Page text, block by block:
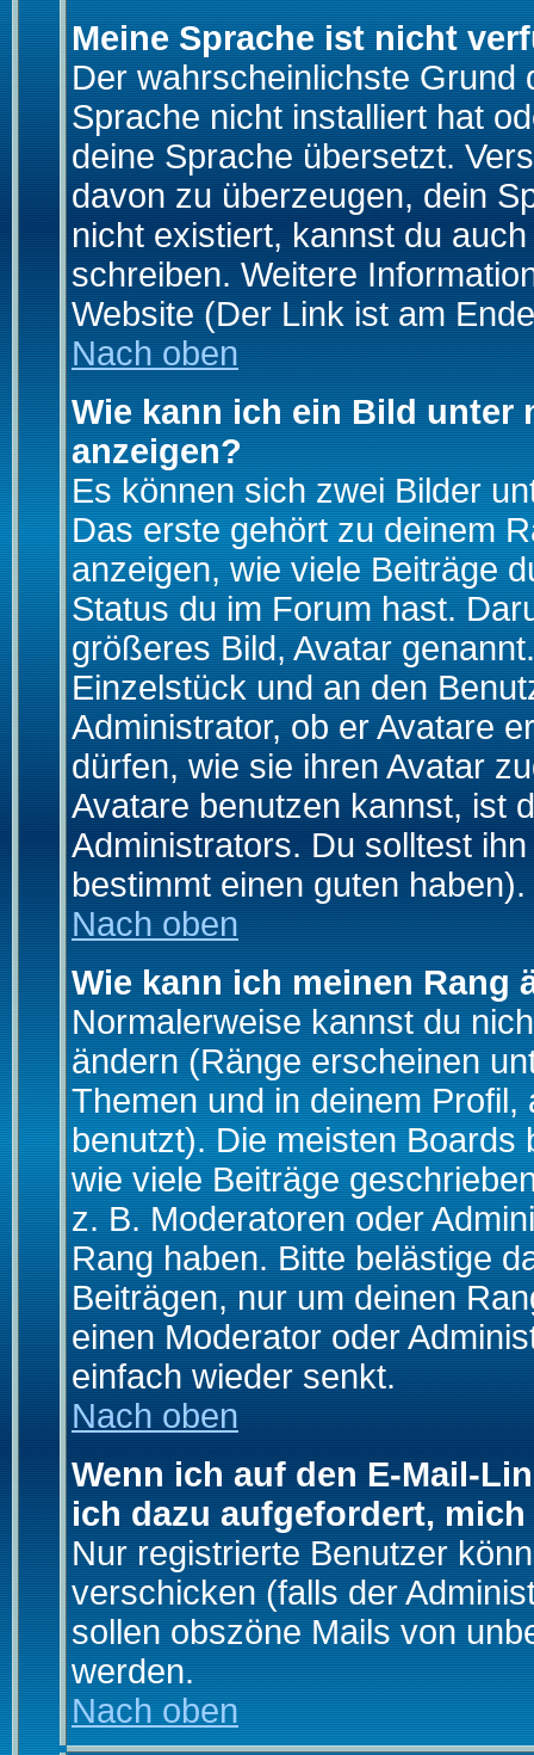
Meine Sprache ist nicht
Der wahrscheinlichste Grund
Sprache nicht installiert hat
deine Sprache übersetzt.
davon zu überzeugen, dein
nicht existiert, kannst du
schreiben. Weitere
Website (Der Link ist am
Nach oben
Wie kann ich ein Bild unter
anzeigen?
Es können sich zwei Bilder
Das erste gehört zu deinem
anzeigen, wie viele Beiträge
Status du im Forum hast.
größeres Bild, Avatar
Einzelstück und an den
Administrator, ob er Avatare
dürfen, wie sie ihren Avatar
Avatare benutzen kannst, ist
Administrators. Du solltest
bestimmt einen guten haben).
Nach oben
Wie kann ich meinen Rang
Normalerweise kannst du
ändern (Ränge erscheinen
Themen und in deinem
benutzt). Die meisten Boards
wie viele Beiträge
z. B. Moderatoren oder
Rang haben. Bitte belästige
Beiträgen, nur um deinen
einen Moderator oder
einfach wieder senkt.
Nach oben
Wenn ich auf den E-Mail-
ich dazu aufgefordert,
Nur registrierte Benutzer
verschicken (falls der
sollen obszöne Mails von
werden.
Nach oben